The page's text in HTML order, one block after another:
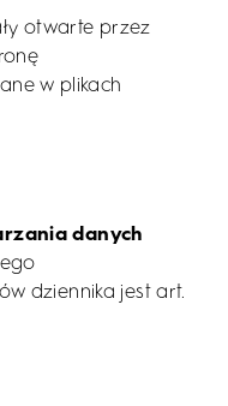
otwarte przez
w plikach
danych
dziennika jest art.